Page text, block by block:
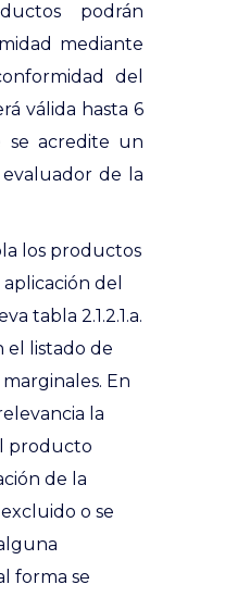
podrán
mediante
del
válida hasta 6
se acredite un
de la
los productos
del
tabla 2.1.2.1.a.
el listado de
En
la
producto
de la
o se
forma se